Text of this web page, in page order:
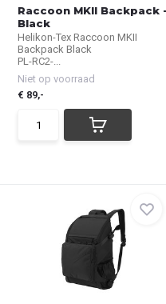
Raccoon MKII Backpack -
Black
Helikon-Tex Raccoon MKII
Backpack Black
PL-RC2-...
Niet op voorraad
€ 89,-